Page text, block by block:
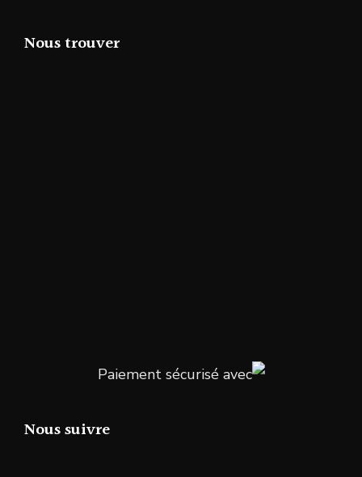
Nous trouver
Paiement sécurisé avec
Nous suivre